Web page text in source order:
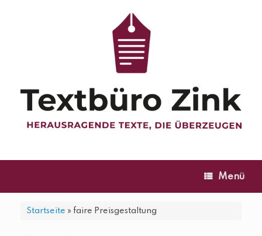
Menü
Startseite » faire Preisgestaltung